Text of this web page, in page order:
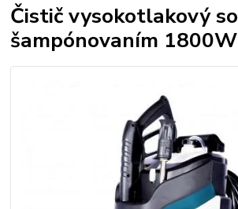
Čistič vysokotlakový so
šampónovaním 1800W